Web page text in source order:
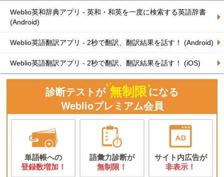
Weblio英和辞典アプリ - 英和・和英を一度に検索する英語辞書
(Android)
Weblio英語翻訳アプリ - 2秒で翻訳、翻訳結果を話す！ (Android)
Weblio英語翻訳アプリ - 2秒で翻訳、翻訳結果を話す！ (iOS)
診断テストが 無制限になる
Weblioプレミアム会員
単語帳への
登録数増加！
語彙力診断が
無制限！
サイト内広告が
非表示！